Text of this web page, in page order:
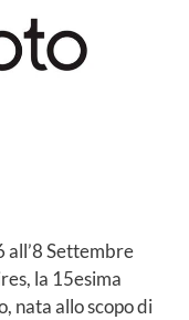
all’8 Settembre
la 15esima
nata allo scopo di